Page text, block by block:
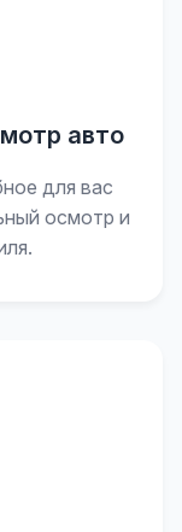
авто
для вас
осмотр и